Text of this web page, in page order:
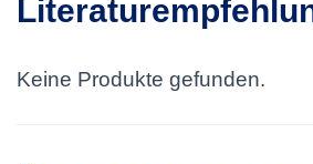
Keine Produkte gefunden.